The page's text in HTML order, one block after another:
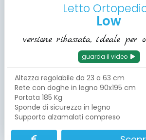
Letto
Low
versione ribassata, ideale per
guarda il video
Altezza regolabile da 23 a 63 cm
Rete con doghe in legno 90x195 cm
Portata 185 Kg
Sponde di sicurezza in legno
Supporto alzamalati compreso